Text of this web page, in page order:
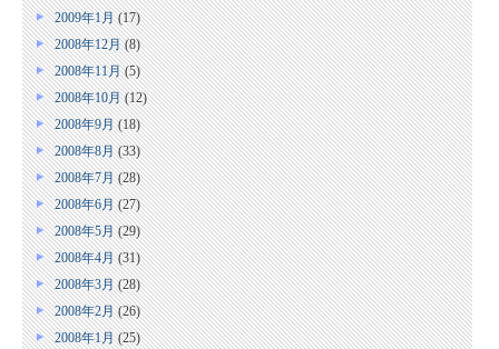
2009年1月(17)
2008年12月(8)
2008年11月(5)
2008年10月(12)
2008年9月(18)
2008年8月(33)
2008年7月(28)
2008年6月(27)
2008年5月(29)
2008年4月(31)
2008年3月(28)
2008年2月(26)
2008年1月(25)